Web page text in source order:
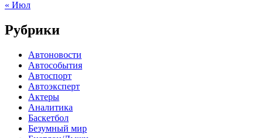
« Июл
Рубрики
Автоновости
Автособытия
Автоспорт
Автоэксперт
Актеры
Аналитика
Баскетбол
Безумный мир